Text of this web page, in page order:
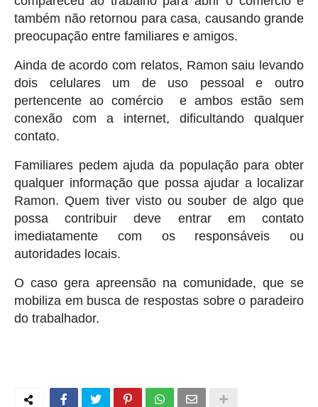
também não retornou para casa, causando grande
preocupação entre familiares e amigos.
Ainda de acordo com relatos, Ramon saiu levando
dois celulares um de uso pessoal e outro
pertencente ao comércio e ambos estão sem
conexão com a internet, dificultando qualquer
contato.
Familiares pedem ajuda da população para obter
qualquer informação que possa ajudar a localizar
Ramon. Quem tiver visto ou souber de algo que
possa contribuir deve entrar em contato
imediatamente com os responsáveis ou
autoridades locais.
O caso gera apreensão na comunidade, que se
mobiliza em busca de respostas sobre o paradeiro
do trabalhador.